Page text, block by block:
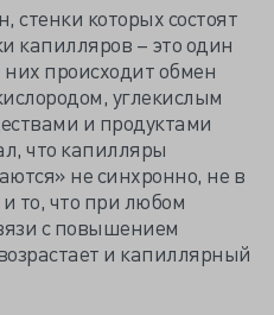
стенки которых состоят
капилляров – это один
происходит обмен
углекислым
и продуктами
что капилляры
не синхронно, не в
то, что при любом
с повышением
и капиллярный